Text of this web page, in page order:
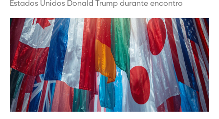
Estados Unidos Donald Trump durante encontro